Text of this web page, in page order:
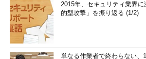
2015年、セキュリティ業界
的型攻撃」を振り返る (1/2)
単なる作業者で終わらない、